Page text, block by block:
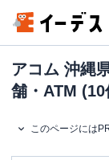
アコム 沖縄
舗・ATM (10
このページには